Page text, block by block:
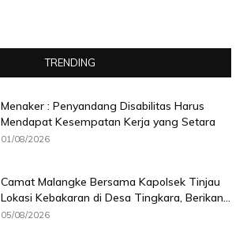
TRENDING
Menaker : Penyandang Disabilitas Harus
Mendapat Kesempatan Kerja yang Setara
01/08/2026
Camat Malangke Bersama Kapolsek Tinjau
Lokasi Kebakaran di Desa Tingkara, Berikan...
05/08/2026